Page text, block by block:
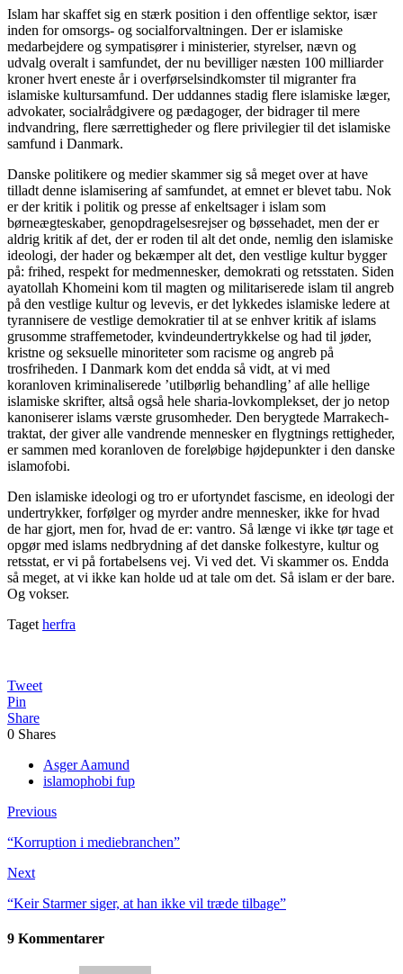
Islam har skaffet sig en stærk position i den offentlige sektor, især
inden for omsorgs- og socialforvaltningen. Der er islamiske
medarbejdere og sympatisører i ministerier, styrelser, nævn og
udvalg overalt i samfundet, der nu bevilliger næsten 100 milliarder
kroner hvert eneste år i overførselsindkomster til migranter fra
islamiske kultursamfund. Der uddannes stadig flere islamiske læger,
advokater, socialrådgivere og pædagoger, der bidrager til mere
indvandring, flere særrettigheder og flere privilegier til det islamiske
samfund i Danmark.
Danske politikere og medier skammer sig så meget over at have
tilladt denne islamisering af samfundet, at emnet er blevet tabu. Nok
er der kritik i politik og presse af enkeltsager i islam som
børneægteskaber, genopdragelsesrejser og bøssehadet, men der er
aldrig kritik af det, der er roden til alt det onde, nemlig den islamiske
ideologi, der hader og bekæmper alt det, den vestlige kultur bygger
på: frihed, respekt for medmennesker, demokrati og retsstaten. Siden
ayatollah Khomeini kom til magten og militariserede islam til angreb
på den vestlige kultur og levevis, er det lykkedes islamiske ledere at
tyrannisere de vestlige demokratier til at se enhver kritik af islams
grusomme straffemetoder, kvindeundertrykkelse og had til jøder,
kristne og seksuelle minoriteter som racisme og angreb på
trosfriheden. I Danmark kom det endda så vidt, at vi med
koranloven kriminaliserede ’utilbørlig behandling’ af alle hellige
islamiske skrifter, altså også hele sharia-lovkomplekset, der jo netop
kanoniserer islams værste grusomheder. Den berygtede Marrakech-
traktat, der giver alle vandrende mennesker en flygtnings rettigheder,
er sammen med koranloven de foreløbige højdepunkter i den danske
islamofobi.
Den islamiske ideologi og tro er ufortyndet fascisme, en ideologi der
undertrykker, forfølger og myrder andre mennesker, ikke for hvad
de har gjort, men for, hvad de er: vantro. Så længe vi ikke tør tage et
opgør med islams nedbrydning af det danske folkestyre, kultur og
retsstat, er vi på fortabelsens vej. Vi ved det. Vi skammer os. Endda
så meget, at vi ikke kan holde ud at tale om det. Så islam er der bare.
Og vokser.
Taget herfra
Tweet
Pin
Share
0 Shares
Asger Aamund
islamophobi fup
Previous
“Korruption i mediebranchen”
Next
“Keir Starmer siger, at han ikke vil træde tilbage”
9 Kommentarer